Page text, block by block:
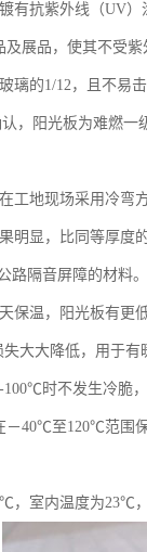
有抗紫外线（UV
展品，使其不受紫
璃的1/12，且不易
，阳光板为难燃一
工地现场采用冷弯
明显，比同等厚度
隔音屏障的材料。
保温，阳光板有更
大大降低，用于有
时不发生冷脆
－40℃至120℃范围
，室内温度为23℃